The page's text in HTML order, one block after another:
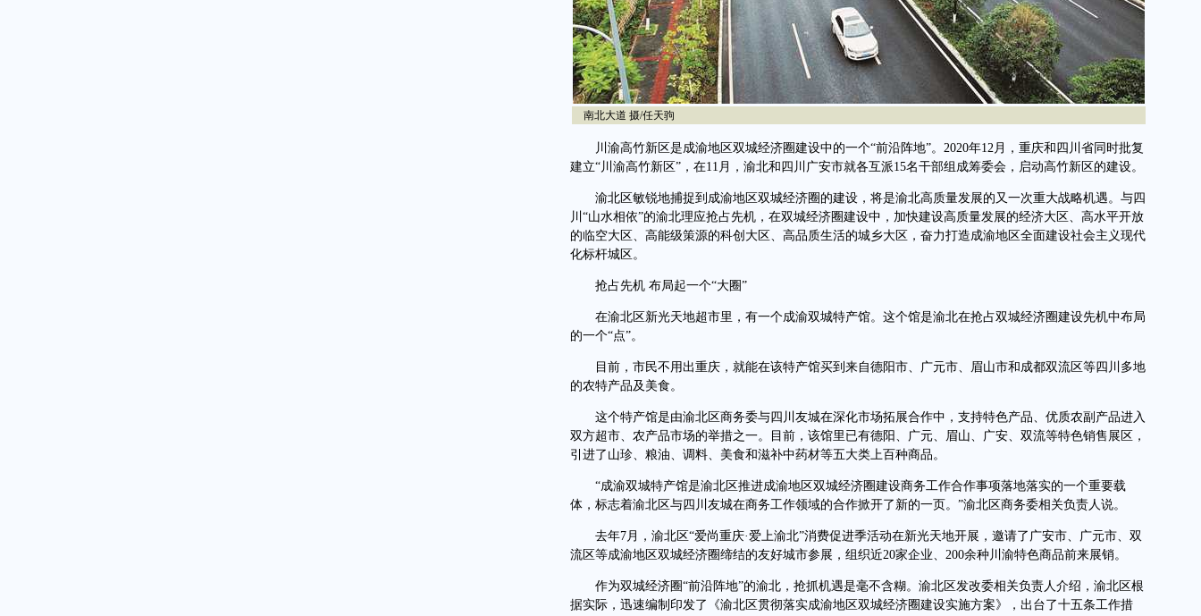
南北大道 摄/任天驹
川渝高竹新区是成渝地区双城经济圈建设中的一个“前沿阵地”。2020年12月，重庆和四川省同时批复
建立“川渝高竹新区”，在11月，渝北和四川广安市就各互派15名干部组成筹委会，启动高竹新区的建设。
渝北区敏锐地捕捉到成渝地区双城经济圈的建设，将是渝北高质量发展的又一次重大战略机遇。与四
川“山水相依”的渝北理应抢占先机，在双城经济圈建设中，加快建设高质量发展的经济大区、高水平开放
的临空大区、高能级策源的科创大区、高品质生活的城乡大区，奋力打造成渝地区全面建设社会主义现代
化标杆城区。
抢占先机 布局起一个“大圈”
在渝北区新光天地超市里，有一个成渝双城特产馆。这个馆是渝北在抢占双城经济圈建设先机中布局
的一个“点”。
目前，市民不用出重庆，就能在该特产馆买到来自德阳市、广元市、眉山市和成都双流区等四川多地
的农特产品及美食。
这个特产馆是由渝北区商务委与四川友城在深化市场拓展合作中，支持特色产品、优质农副产品进入
双方超市、农产品市场的举措之一。目前，该馆里已有德阳、广元、眉山、广安、双流等特色销售展区，
引进了山珍、粮油、调料、美食和滋补中药材等五大类上百种商品。
“成渝双城特产馆是渝北区推进成渝地区双城经济圈建设商务工作合作事项落地落实的一个重要载
体，标志着渝北区与四川友城在商务工作领域的合作掀开了新的一页。”渝北区商务委相关负责人说。
去年7月，渝北区“爱尚重庆·爱上渝北”消费促进季活动在新光天地开展，邀请了广安市、广元市、双
流区等成渝地区双城经济圈缔结的友好城市参展，组织近20家企业、200余种川渝特色商品前来展销。
作为双城经济圈“前沿阵地”的渝北，抢抓机遇是毫不含糊。渝北区发改委相关负责人介绍，渝北区根
据实际，迅速编制印发了《渝北区贯彻落实成渝地区双城经济圈建设实施方案》，出台了十五条工作措